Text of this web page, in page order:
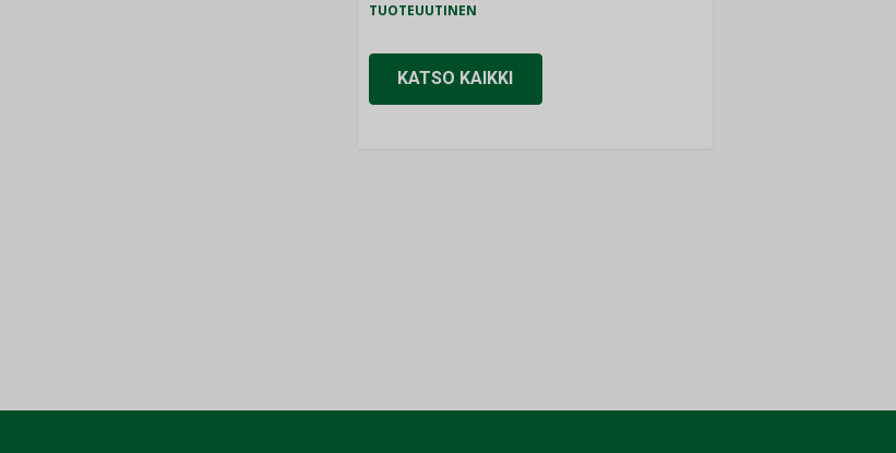
TUOTEUUTINEN
KATSO KAIKKI